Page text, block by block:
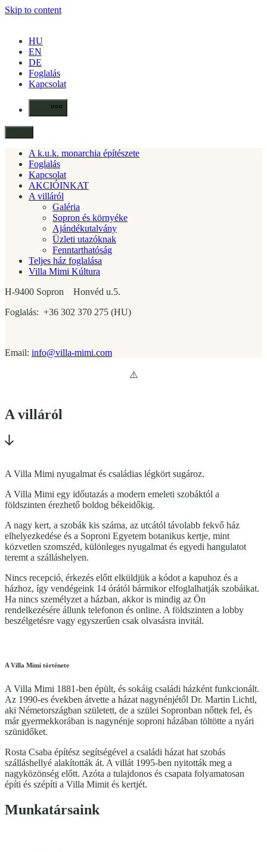
Skip to content
HU
EN
DE
Foglalás
Kapcsolat
A k.u.k. monarchia építészete
Foglalás
Kapcsolat
AKCIÓINKAT
A villáról
Galéria
Sopron és környéke
Ajándékutalvány
Üzleti utazóknak
Fenntarthatóság
Teljes ház foglalása
Villa Mimi Kúltura
H-9400 Sopron Honvéd u.5.
Foglalás: +36 302 370 275 (HU)
Email: info@villa-mimi.com
A villáról
A Villa Mimi nyugalmat és családias légkört sugároz.
A Villa Mimi egy időutazás a modern emeleti szobáktól a
földszinten érezhető boldog békeidőkig.
A nagy kert, a szobák kis száma, az utcától távolabb fekvő ház
elhelyezkedése és a Soproni Egyetem botanikus kertje, mint
közvetlen szomszéd, különleges nyugalmat és egyedi hangulatot
teremt a szálláshelyen.
Nincs recepció, érkezés előtt elküldjük a kódot a kapuhoz és a
házhoz, így vendégeink 14 órától bármikor elfoglalhatják szobáikat.
Ha nincs személyzet a házban, akkor is mindig az Ön
rendelkezésére állunk telefonon és online. A földszinten a lobby
beszélgetésre vagy egyszerűen csak olvasásra invitál.
A Villa Mimi története
A Villa Mimi 1881-ben épült, és sokáig családi házként funkcionált.
Az 1990-es években átvette a házat nagynénjétől Dr. Martin Lichtl,
aki Németországban született, de a szülei Sopronban nőttek fel, és
már gyermekkorában is nagynénje soproni házában töltötte a nyári
szünidőket.
Rosta Csaba építész segítségével a családi házat hat szobás
szálláshellyé alakították át. A villát 1995-ben nyitották meg a
nagyközönség előtt. Azóta a tulajdonos és csapata folyamatosan
építi és szépíti a Villa Mimit és kertjét.
Munkatársaink